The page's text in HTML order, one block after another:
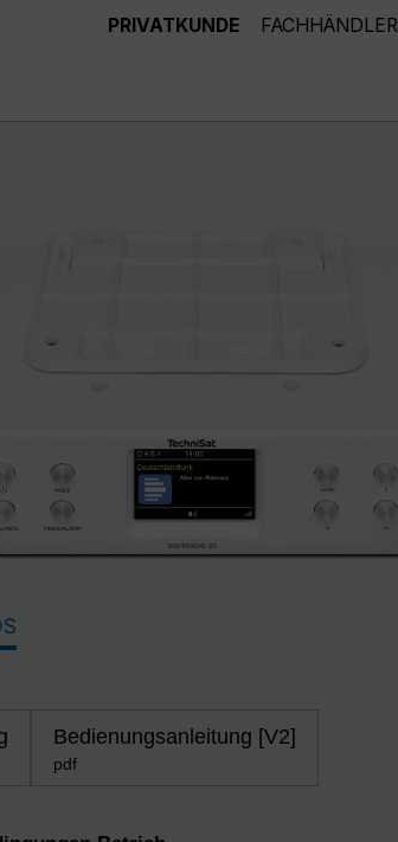
PRIVATKUNDE FACHHÄNDLER
Bedienungsanleitung [V2]
pdf